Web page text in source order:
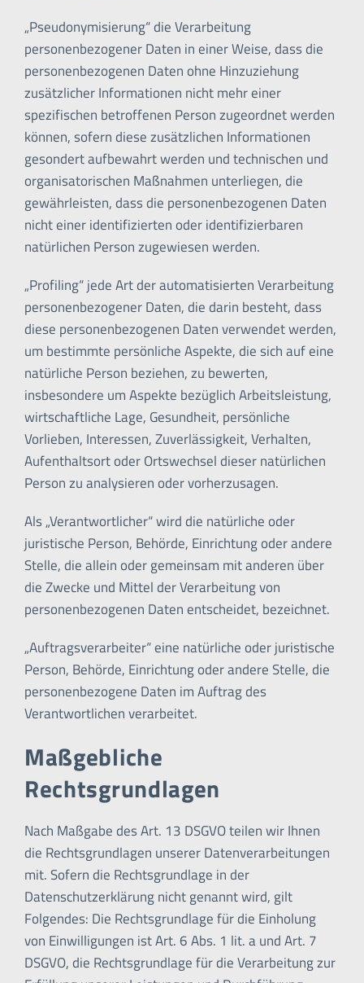
„Pseudonymisierung“ die Verarbeitung
personenbezogener Daten in einer Weise, dass die
personenbezogenen Daten ohne Hinzuziehung
zusätzlicher Informationen nicht mehr einer
spezifischen betroffenen Person zugeordnet werden
können, sofern diese zusätzlichen Informationen
gesondert aufbewahrt werden und technischen und
organisatorischen Maßnahmen unterliegen, die
gewährleisten, dass die personenbezogenen Daten
nicht einer identifizierten oder identifizierbaren
natürlichen Person zugewiesen werden.
„Profiling“ jede Art der automatisierten Verarbeitung
personenbezogener Daten, die darin besteht, dass
diese personenbezogenen Daten verwendet werden,
um bestimmte persönliche Aspekte, die sich auf eine
natürliche Person beziehen, zu bewerten,
insbesondere um Aspekte bezüglich Arbeitsleistung,
wirtschaftliche Lage, Gesundheit, persönliche
Vorlieben, Interessen, Zuverlässigkeit, Verhalten,
Aufenthaltsort oder Ortswechsel dieser natürlichen
Person zu analysieren oder vorherzusagen.
Als „Verantwortlicher“ wird die natürliche oder
juristische Person, Behörde, Einrichtung oder andere
Stelle, die allein oder gemeinsam mit anderen über
die Zwecke und Mittel der Verarbeitung von
personenbezogenen Daten entscheidet, bezeichnet.
„Auftragsverarbeiter“ eine natürliche oder juristische
Person, Behörde, Einrichtung oder andere Stelle, die
personenbezogene Daten im Auftrag des
Verantwortlichen verarbeitet.
Maßgebliche
Rechtsgrundlagen
Nach Maßgabe des Art. 13 DSGVO teilen wir Ihnen
die Rechtsgrundlagen unserer Datenverarbeitungen
mit. Sofern die Rechtsgrundlage in der
Datenschutzerklärung nicht genannt wird, gilt
Folgendes: Die Rechtsgrundlage für die Einholung
von Einwilligungen ist Art. 6 Abs. 1 lit. a und Art. 7
DSGVO, die Rechtsgrundlage für die Verarbeitung zur